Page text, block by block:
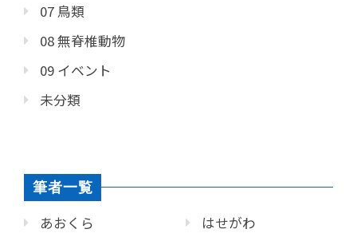
07 鳥類
08 無脊椎動物
09 イベント
未分類
筆者一覧
あおくら
はせがわ